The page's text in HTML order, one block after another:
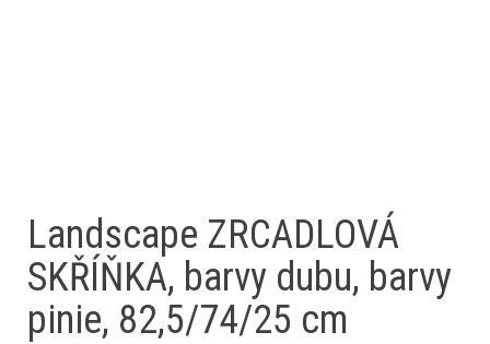
Landscape ZRCADLOVÁ
SKŘÍŇKA, barvy dubu, barvy
pinie, 82,5/74/25 cm